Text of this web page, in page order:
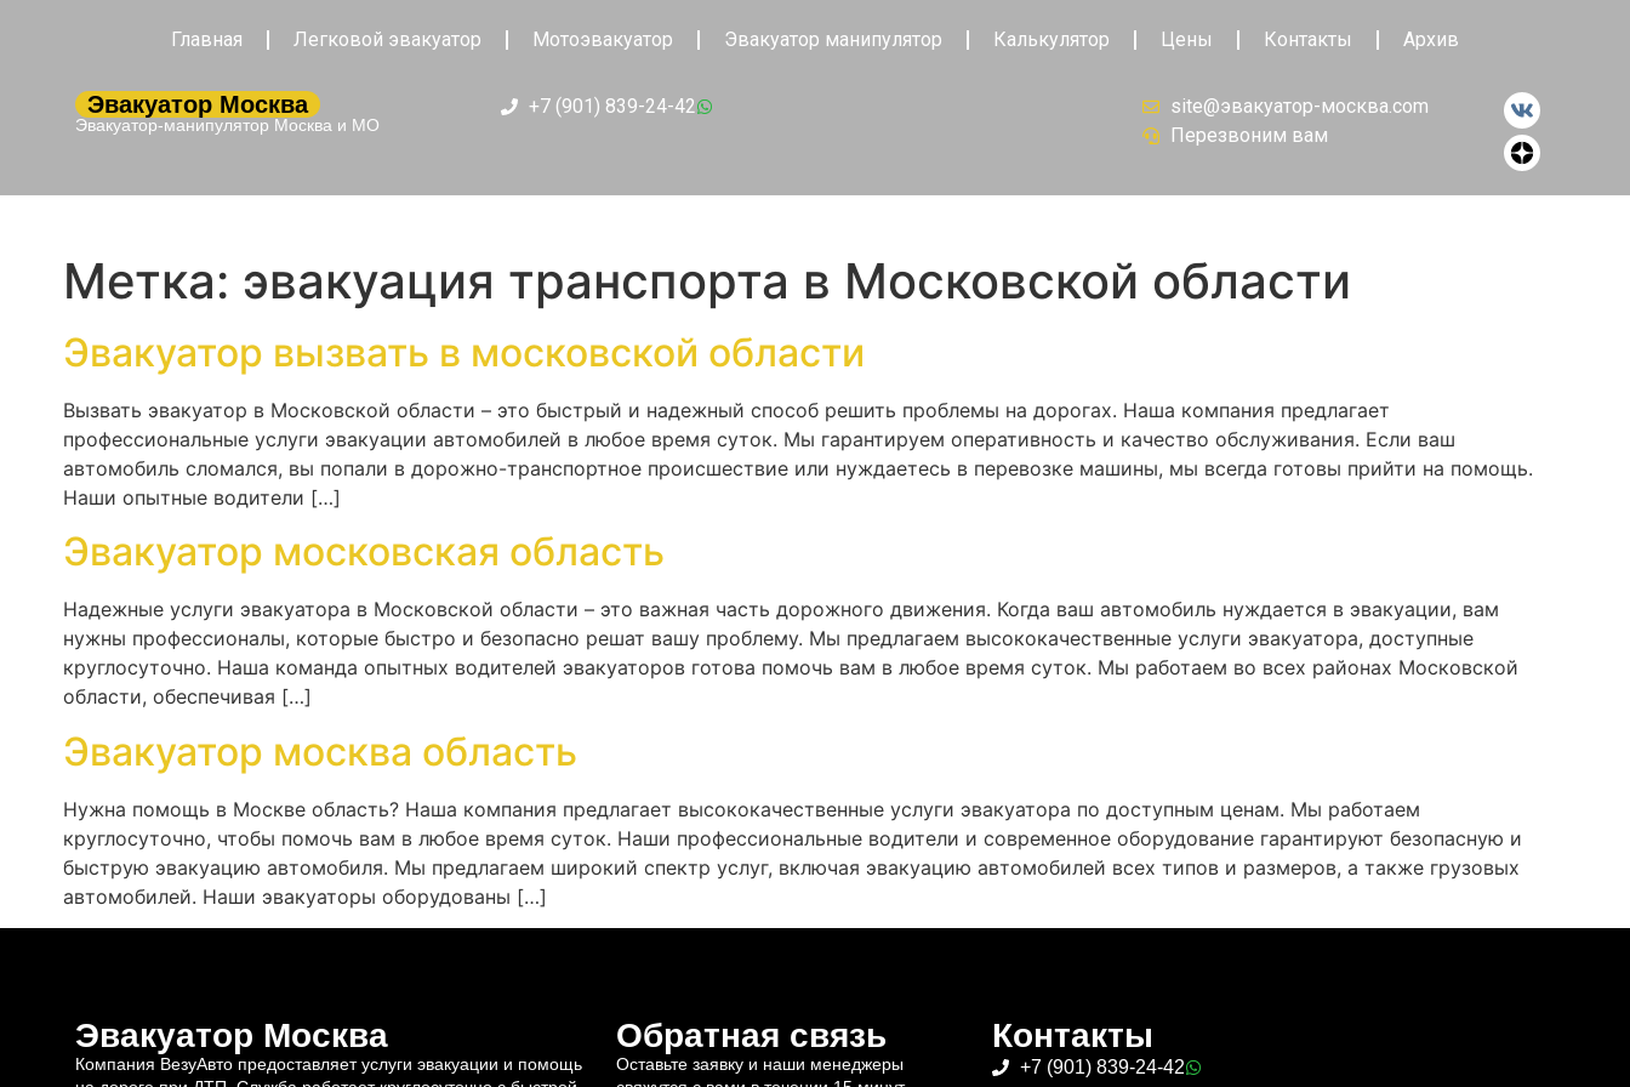
Главная Легковой эвакуатор Мотоэвакуатор Эвакуатор манипулятор Калькулятор Цены Контакты Архив
Эвакуатор Москва
Эвакуатор-манипулятор Москва и МО
+7 (901) 839-24-42
site@эвакуатор-москва.com
Перезвоним вам
Метка: эвакуация транспорта в Московской области
Эвакуатор вызвать в московской области
Вызвать эвакуатор в Московской области – это быстрый и надежный способ решить проблемы на дорогах. Наша компания предлагает
профессиональные услуги эвакуации автомобилей в любое время суток. Мы гарантируем оперативность и качество обслуживания. Если ваш
автомобиль сломался, вы попали в дорожно-транспортное происшествие или нуждаетесь в перевозке машины, мы всегда готовы прийти на помощь.
Наши опытные водители […]
Эвакуатор московская область
Надежные услуги эвакуатора в Московской области – это важная часть дорожного движения. Когда ваш автомобиль нуждается в эвакуации, вам
нужны профессионалы, которые быстро и безопасно решат вашу проблему. Мы предлагаем высококачественные услуги эвакуатора, доступные
круглосуточно. Наша команда опытных водителей эвакуаторов готова помочь вам в любое время суток. Мы работаем во всех районах Московской
области, обеспечивая […]
Эвакуатор москва область
Нужна помощь в Москве область? Наша компания предлагает высококачественные услуги эвакуатора по доступным ценам. Мы работаем
круглосуточно, чтобы помочь вам в любое время суток. Наши профессиональные водители и современное оборудование гарантируют безопасную и
быструю эвакуацию автомобиля. Мы предлагаем широкий спектр услуг, включая эвакуацию автомобилей всех типов и размеров, а также грузовых
автомобилей. Наши эвакуаторы оборудованы […]
Эвакуатор Москва
Компания ВезуАвто предоставляет услуги эвакуации и помощь
Обратная связь
Оставьте заявку и наши менеджеры
Контакты
+7 (901) 839-24-42